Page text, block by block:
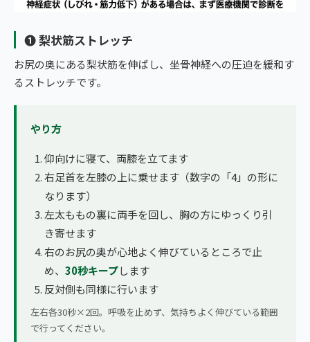
❶ 梨状筋ストレッチ
お尻の奥にある梨状筋を伸ばし、坐骨神経への圧迫を緩和す
るストレッチです。
やり方
仰向けに寝て、両膝を立てます
右足首を左膝の上に乗せます（数字の「4」の形に
なります）
左太ももの裏に両手を回し、胸の方にゆっくり引
き寄せます
右のお尻の奥が心地よく伸びているところで止
め、 30秒キープします
反対側も同様に行います
左右各30秒×2回。呼吸を止めず、気持ちよく伸びている範囲
で行ってください。